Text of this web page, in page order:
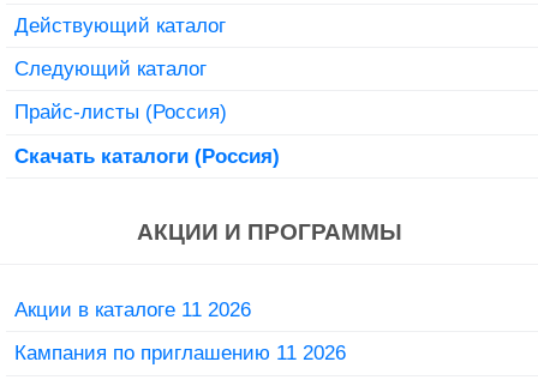
Действующий каталог
Следующий каталог
Прайс-листы (Россия)
Скачать каталоги (Россия)
АКЦИИ И ПРОГРАММЫ
Акции в каталоге 11 2026
Кампания по приглашению 11 2026